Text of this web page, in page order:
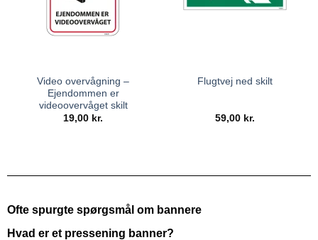
Video overvågning –
Ejendommen er
videoovervåget skilt
19,00 kr.
Flugtvej ned skilt
59,00 kr.
Ofte spurgte spørgsmål om bannere
Hvad er et pressening banner?